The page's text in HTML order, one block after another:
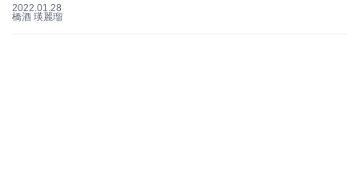
2022.01.28
橋酒 瑛麗瑠